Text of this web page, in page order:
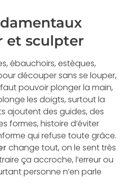
et sculpter
ébauchoirs, estèques,
découper sans se louper,
pouvoir plonger la main,
les doigts, surtout la
ajoutent des guides, des
formes, histoire d’éviter
qui refuse toute grâce.
change tout, on le sent très
ça accroche, l’erreur ou
personne n’en parle